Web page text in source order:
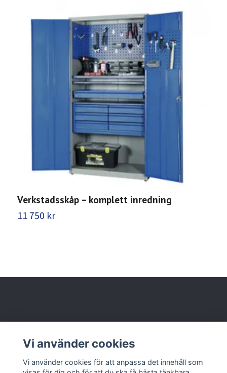
Verkstadsskåp – komplett inredning
11 750 kr
Läs mer
Vi använder cookies
Vi använder cookies för att anpassa det innehåll som